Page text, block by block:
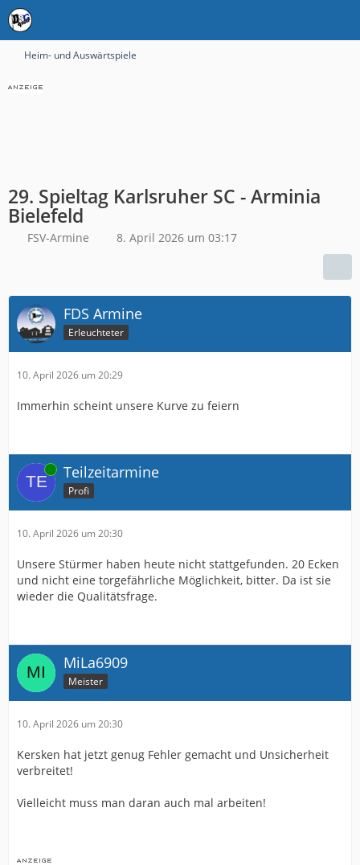
Heim- und Auswärtspiele
29. Spieltag Karlsruher SC - Arminia
Bielefeld
FSV-Armine 8. April 2026 um 03:17
FDS Armine
Erleuchteter
10. April 2026 um 20:29
Immerhin scheint unsere Kurve zu feiern
Online Teilzeitarmine
Profi
10. April 2026 um 20:30
Unsere Stürmer haben heute nicht stattgefunden. 20 Ecken
und nicht eine torgefährliche Möglichkeit, bitter. Da ist sie
wieder die Qualitätsfrage.
MiLa6909
Meister
10. April 2026 um 20:30
Kersken hat jetzt genug Fehler gemacht und Unsicherheit
verbreitet!
Vielleicht muss man daran auch mal arbeiten!